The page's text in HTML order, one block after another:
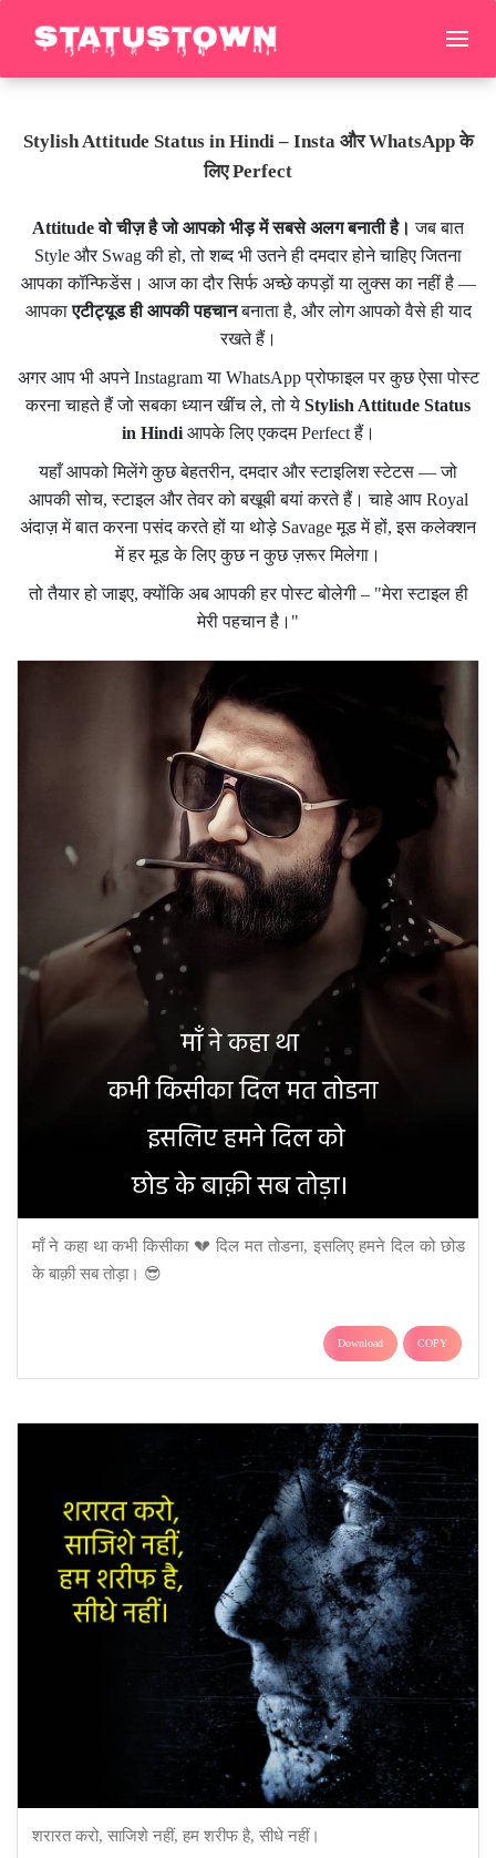
Stylish Attitude Status in Hindi – Insta और WhatsApp के
लिए Perfect
Attitude वो चीज़ है जो आपको भीड़ में सबसे अलग बनाती है। जब बात
Style और Swag की हो, तो शब्द भी उतने ही दमदार होने चाहिए जितना
आपका कॉन्फिडेंस। आज का दौर सिर्फ अच्छे कपड़ों या लुक्स का नहीं है —
आपकाएटीट्यूड ही आपकी पहचानबनाता है, और लोग आपको वैसे ही याद
रखते हैं।
अगर आप भी अपने Instagram या WhatsApp प्रोफाइल पर कुछ ऐसा पोस्ट
करना चाहते हैं जो सबका ध्यान खींच ले, तो ये Stylish Attitude Status
in Hindiआपके लिए एकदम Perfect हैं।
यहाँ आपको मिलेंगे कुछ बेहतरीन, दमदार और स्टाइलिश स्टेटस — जो
आपकी सोच, स्टाइल और तेवर को बखूबी बयां करते हैं। चाहे आप Royal
अंदाज़ में बात करना पसंद करते हों या थोड़े Savage मूड में हों, इस कलेक्शन
में हर मूड के लिए कुछ न कुछ ज़रूर मिलेगा।
तो तैयार हो जाइए, क्योंकि अब आपकी हर पोस्ट बोलेगी – "मेरा स्टाइल ही
मेरी पहचान है।"
माँ ने कहा था कभी किसीका 💔 दिल मत तोडना, इसलिए हमने दिल को छोड
के बाक़ी सब तोड़ा। 😎
Download COPY
शरारत करो, साजिशे नहीं, हम शरीफ है, सीधे नहीं।